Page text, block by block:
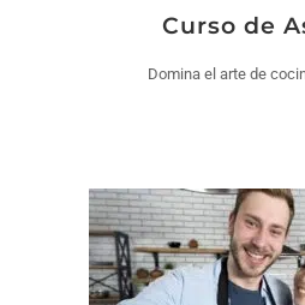
Curso de
Domina el arte de